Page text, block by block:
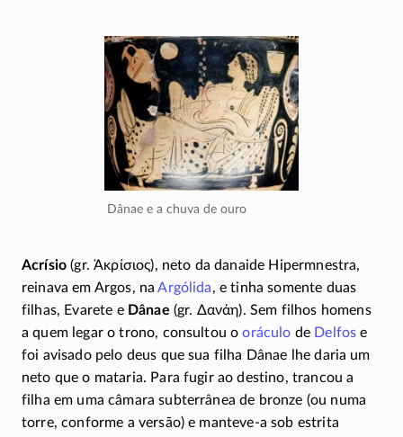
Dânae e a chuva de ouro
Acrísio (gr.Ἀκρίσιος), neto da danaide Hipermnestra,
reinava em Argos, naArgólida, e tinha somente duas
filhas, Evarete e Dânae (gr. Δανάη). Sem filhos homens
a quem legar o trono, consultou ooráculo de Delfos e
foi avisado pelo deus que sua filha Dânae lhe daria um
neto que o mataria. Para fugir ao destino, trancou a
filha em uma câmara subterrânea de bronze (ou numa
torre, conforme a versão) e manteve-a sob estrita